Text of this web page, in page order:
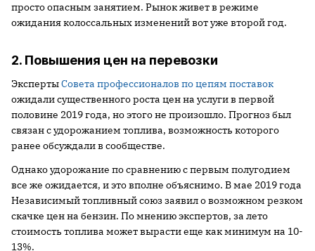
просто опасным занятием. Рынок живет в режиме
ожидания колоссальных изменений вот уже второй год.
2. Повышения цен на перевозки
ЭкспертыСовета профессионалов по цепям поставок
ожидали существенного роста цен на услуги в первой
половине 2019 года, но этого не произошло. Прогноз был
связан с удорожанием топлива, возможность которого
ранее обсуждали в сообществе.
Однако удорожание по сравнению с первым полугодием
все же ожидается, и это вполне объяснимо. В мае 2019 года
Независимый топливный союз заявил о возможном резком
скачке цен на бензин. По мнению экспертов, за лето
стоимость топлива может вырасти еще как минимум на 10-
13%.